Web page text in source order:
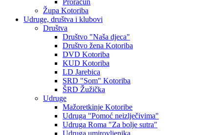
Proračun
Župa Kotoriba
Udruge, društva i klubovi
Društva
Društvo "Naša djeca"
Društvo žena Kotoriba
DVD Kotoriba
KUD Kotoriba
LD Jarebica
SRD "Som" Kotoriba
ŠRD Žužička
Udruge
Mažoretkinje Kotoribe
Udruga "Pomoć neizlječivima"
Udruga Roma "Za bolje sutra"
Udruga umirovljenika